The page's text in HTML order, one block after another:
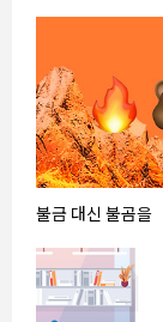
불금 대신 불곰을